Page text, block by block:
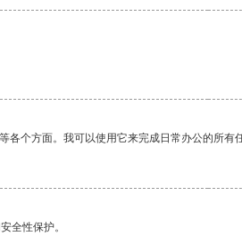
个方面。我可以使用它来完成日常办公的所有
全性保护。